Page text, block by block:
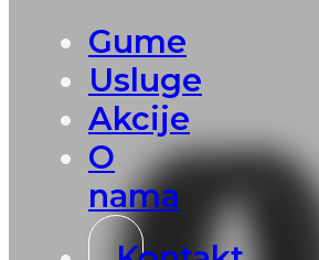
Gume
Usluge
Akcije
O
nama